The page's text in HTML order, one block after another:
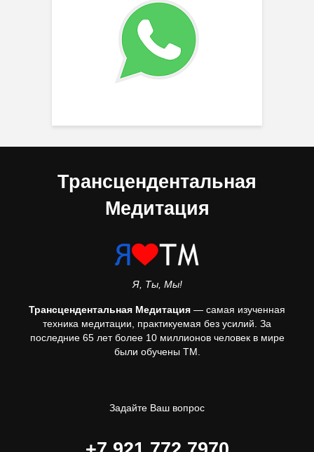
Трансцендентальная
Медитация
Я, Ты, Мы!
Трансцендентальная Медитация — самая изученная
техника медитации, практикуемая без усилий. За
последние 65 лет более 10 миллионов человек в мире
были обучены ТМ.
Задайте Ваш вопрос